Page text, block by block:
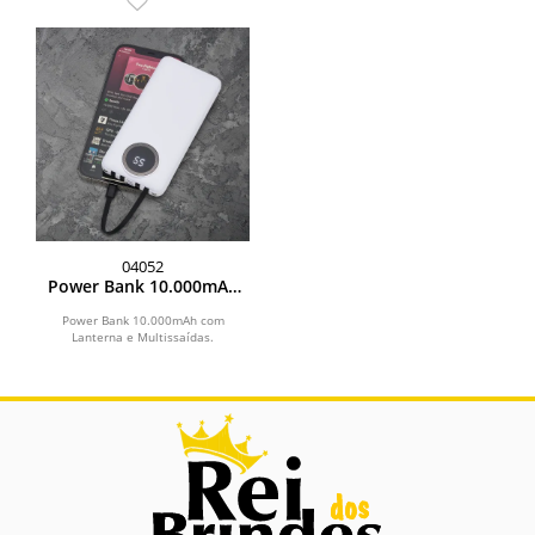
04052
Power Bank 10.000mAh
Multissaídas
Power Bank 10.000mAh com
Lanterna e Multissaídas.